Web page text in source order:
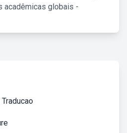
acadêmicas globais -